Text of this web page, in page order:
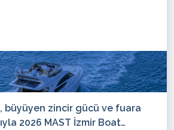
büyüyen zincir gücü ve fuara
2026 MAST İzmir Boat